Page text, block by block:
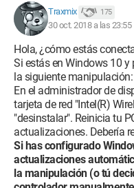
Traxmix 175
30 oct. 2018 a las 23:55
Hola, ¿cómo estás
Si estás en Windows 10 y
la siguiente manipulación:
En el administrador de
tarjeta de red "Intel(R)
"desinstalar". Reinicia tu
actualizaciones. Debería
Si has configurado
actualizaciones
la manipulación (o tú